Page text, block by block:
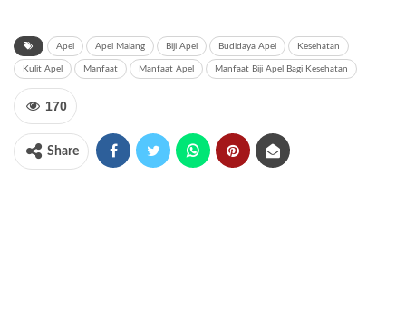
Apel Apel Malang Biji Apel Budidaya Apel Kesehatan
Kulit Apel Manfaat Manfaat Apel Manfaat Biji Apel Bagi Kesehatan
170
Share